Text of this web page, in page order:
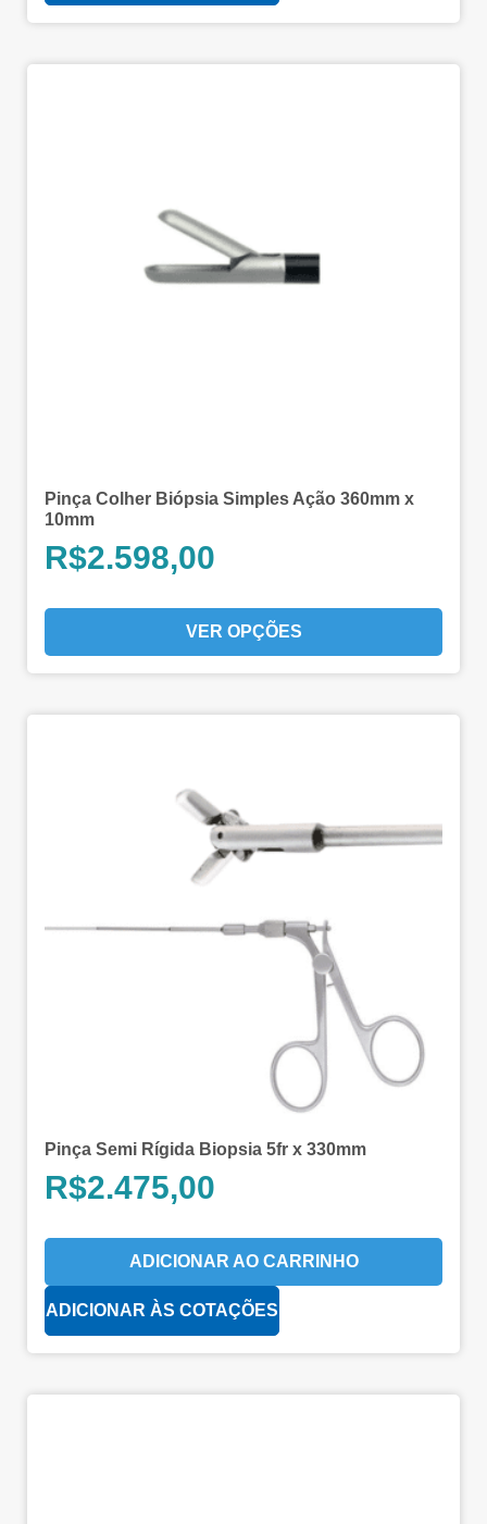
Pinça Colher Biópsia Simples Ação 360mm x
10mm
R$2.598,00
VER OPÇÕES
Pinça Semi Rígida Biopsia 5fr x 330mm
R$2.475,00
ADICIONAR AO CARRINHO
ADICIONAR ÀS COTAÇÕES